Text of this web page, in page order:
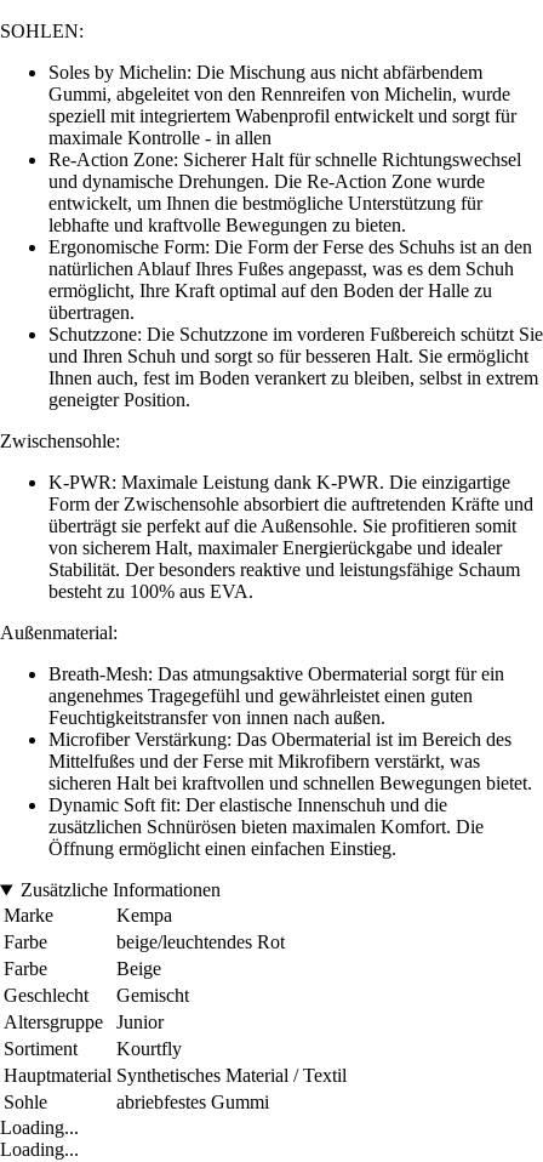
SOHLEN:
Soles by Michelin: Die Mischung aus nicht abfärbendem
Gummi, abgeleitet von den Rennreifen von Michelin, wurde
speziell mit integriertem Wabenprofil entwickelt und sorgt für
maximale Kontrolle - in allen
Re-Action Zone: Sicherer Halt für schnelle Richtungswechsel
und dynamische Drehungen. Die Re-Action Zone wurde
entwickelt, um Ihnen die bestmögliche Unterstützung für
lebhafte und kraftvolle Bewegungen zu bieten.
Ergonomische Form: Die Form der Ferse des Schuhs ist an den
natürlichen Ablauf Ihres Fußes angepasst, was es dem Schuh
ermöglicht, Ihre Kraft optimal auf den Boden der Halle zu
übertragen.
Schutzzone: Die Schutzzone im vorderen Fußbereich schützt Sie
und Ihren Schuh und sorgt so für besseren Halt. Sie ermöglicht
Ihnen auch, fest im Boden verankert zu bleiben, selbst in extrem
geneigter Position.
Zwischensohle:
K-PWR: Maximale Leistung dank K-PWR. Die einzigartige
Form der Zwischensohle absorbiert die auftretenden Kräfte und
überträgt sie perfekt auf die Außensohle. Sie profitieren somit
von sicherem Halt, maximaler Energierückgabe und idealer
Stabilität. Der besonders reaktive und leistungsfähige Schaum
besteht zu 100% aus EVA.
Außenmaterial:
Breath-Mesh: Das atmungsaktive Obermaterial sorgt für ein
angenehmes Tragegefühl und gewährleistet einen guten
Feuchtigkeitstransfer von innen nach außen.
Microfiber Verstärkung: Das Obermaterial ist im Bereich des
Mittelfußes und der Ferse mit Mikrofibern verstärkt, was
sicheren Halt bei kraftvollen und schnellen Bewegungen bietet.
Dynamic Soft fit: Der elastische Innenschuh und die
zusätzlichen Schnürösen bieten maximalen Komfort. Die
Öffnung ermöglicht einen einfachen Einstieg.
Zusätzliche Informationen
Marke
Kempa
Farbe
beige/leuchtendes Rot
Farbe
Beige
Geschlecht
Gemischt
Altersgruppe
Junior
Sortiment
Kourtfly
Hauptmaterial Synthetisches Material / Textil
Sohle
abriebfestes Gummi
Loading...
Loading...